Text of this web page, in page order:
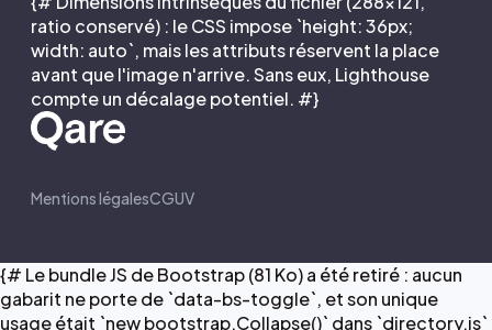
ratio conservé) : le CSS impose `height: 36px;
width: auto`, mais les attributs réservent la place
avant que l'image n'arrive. Sans eux, Lighthouse
compte un décalage potentiel. #}
Mentions légalesCGUV
{# Le bundle JS de Bootstrap (81 Ko) a été retiré : aucun
gabarit ne porte de `data-bs-toggle`, et son unique
usage était `new bootstrap.Collapse()` dans `directory.js`